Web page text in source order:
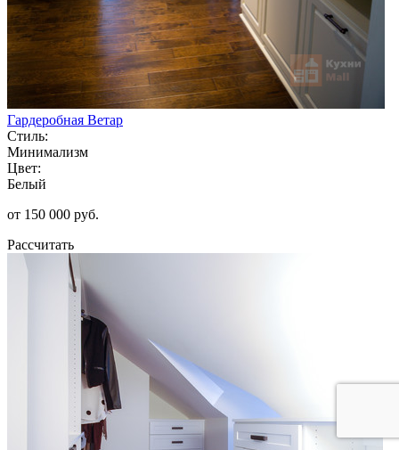
Гардеробная Ветар
Стиль:
Минимализм
Цвет:
Белый
от 150 000 руб.
Рассчитать